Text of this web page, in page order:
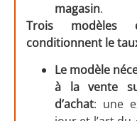
magasin.
Trois modèles
conditionnent le
Le modèle
à la vente
d’achat: une